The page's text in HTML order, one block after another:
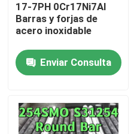
En casa
Productos
Sobre nosotros
17-7PH 0Cr17Ni7Al
Barras y forjas de
acero inoxidable
Enviar Consulta